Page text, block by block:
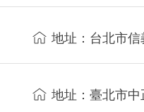
地址：台北市
地址：臺北市